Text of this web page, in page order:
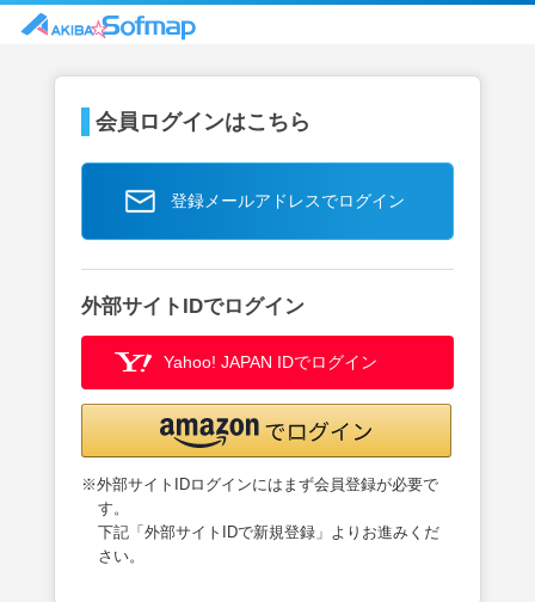
会員ログインはこちら
登録メールアドレスでログイン
外部サイトIDでログイン
Yahoo! JAPAN IDでログイン
※外部サイトIDログインにはまず会員登録が必要で
す。
下記「外部サイトIDで新規登録」よりお進みくだ
さい。